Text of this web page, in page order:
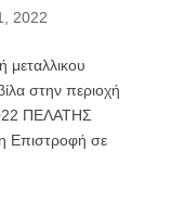
2022
μεταλλικου
στην περιοχή
ΠΕΛΑΤΗΣ
Επιστροφή σε